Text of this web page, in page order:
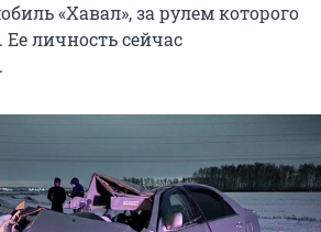
«Хавал», за рулем которого
личность сейчас